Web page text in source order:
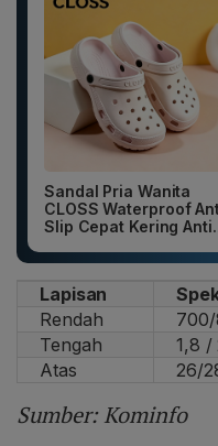
Sandal Pria Wanita
CLOSS Waterproof
Slip Cepat Kering
Lapisan
Rendah
Tengah
1,8 /
Atas
26/
Sumber: Kominfo